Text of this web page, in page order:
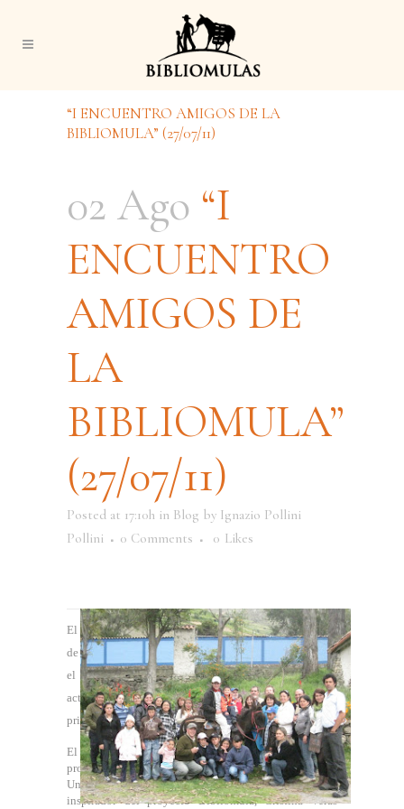
“I ENCUENTRO AMIGOS DE LA
BIBLIOMULA” (27/07/11)
02 Ago “I
ENCUENTRO
AMIGOS DE
LA
BIBLIOMULA”
(27/07/11)
Posted at 17:10h in Blog by Ignazio Pollini
Pollini
0 Comments 0 Likes
El proyecto Bibliomula realizó el “I Encuentro Amigos
de la Bibliomula”
en el Centro Campesino El Convite
el pasado 27 de julio, con el objetivo de exponer las
actividades realizadas y logros obtenidos durante el
primer año del proyecto.
El evento contó con la participación especial del
profesor José Luis Briceño, secretario académico de la
Universidad Valle del Momboy de Valera y fundador e
inspirador del proyecto Bibliomula, Cristina Veras